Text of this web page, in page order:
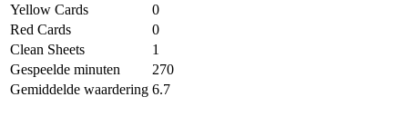
Yellow Cards
0
Red Cards
0
Clean Sheets
1
Gespeelde minuten
270
Gemiddelde waardering 6.7